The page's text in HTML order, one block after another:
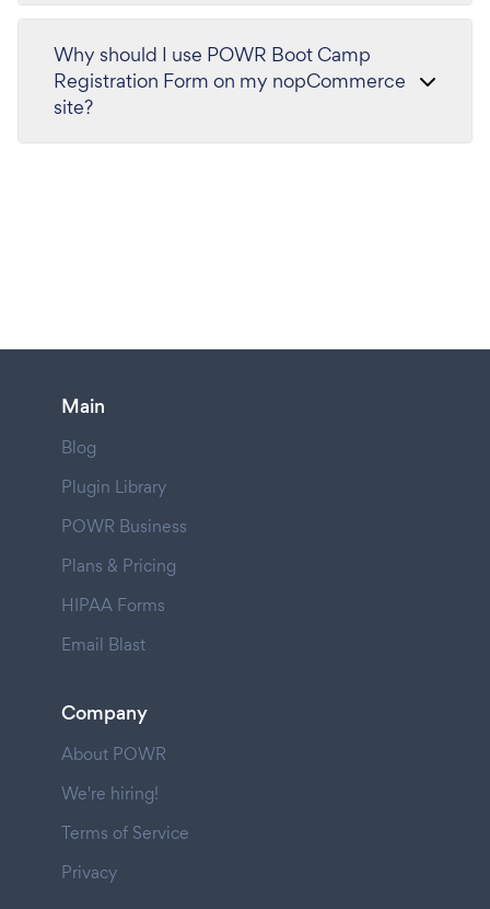
Why should I use POWR Boot Camp
Registration Form on my nopCommerce
site?
Main
Blog
Plugin Library
POWR Business
Plans & Pricing
HIPAA Forms
Email Blast
Company
About POWR
We're hiring!
Terms of Service
Privacy